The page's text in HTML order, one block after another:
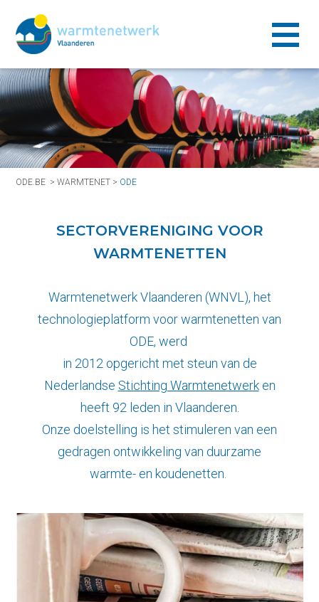
ODE.BE >WARMTENET > ODE
SECTORVERENIGING VOOR
WARMTENETTEN
Warmtenetwerk Vlaanderen (WNVL), het
technologieplatform voor warmtenetten van
ODE, werd
in 2012 opgericht met steun van de
Nederlandse Stichting Warmtenetwerken
heeft 92 leden in Vlaanderen.
Onze doelstelling is het stimuleren van een
gedragen ontwikkeling van duurzame
warmte- en koudenetten.